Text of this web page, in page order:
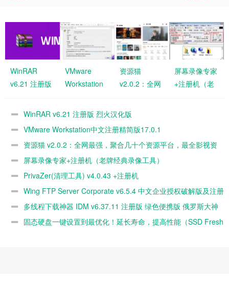
WinRAR
v6.21 注册版
VMware
Workstation
版17.0.1
资源猫
v2.0.2：全网
十个资源平
资源，无需
屏幕录像专家
+注册机（老
WinRAR v6.21 注册版 烈火汉化版
VMware Workstation中文注册精简版17.0.1
资源猫 v2.0.2：全网最强，聚合几十个资源平台，最全影视资
源，无需屏幕录像专家+注册机（老牌经典录像工具）
PrivaZer(清理工具) v4.0.43 +注册机
Wing FTP Server Corporate v6.5.4 中文企业授权破解版及注册
机下载多线程下载神器 IDM v6.37.11 注册版 绿色便携版 俄罗斯大神
版
固态硬盘一键设置到最优化！延长寿命，提高性能（SSD Fresh